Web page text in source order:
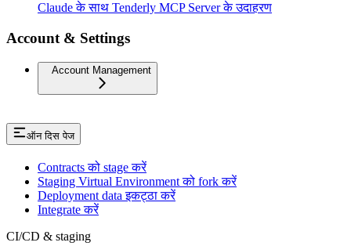
Claude के साथ Tenderly MCP Server के उदाहरण
Account & Settings
Account Management
ऑन दिस पेज
Contracts को stage करें
Staging Virtual Environment को fork करें
Deployment data इकट्ठा करें
Integrate करें
CI/CD & staging